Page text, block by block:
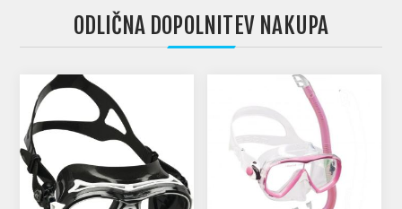
ODLIČNA DOPOLNITEV NAKUPA